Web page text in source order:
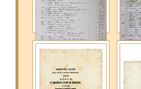
Účet pražského
knihkupce H. Carla
J. Satowa
Účet
J.